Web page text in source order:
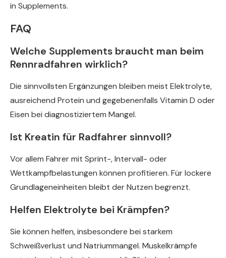
in Supplements.
FAQ
Welche Supplements braucht man beim
Rennradfahren wirklich?
Die sinnvollsten Ergänzungen bleiben meist Elektrolyte,
ausreichend Protein und gegebenenfalls Vitamin D oder
Eisen bei diagnostiziertem Mangel.
Ist Kreatin für Radfahrer sinnvoll?
Vor allem Fahrer mit Sprint-, Intervall- oder
Wettkampfbelastungen können profitieren. Für lockere
Grundlageneinheiten bleibt der Nutzen begrenzt.
Helfen Elektrolyte bei Krämpfen?
Sie können helfen, insbesondere bei starkem
Schweißverlust und Natriummangel. Muskelkrämpfe